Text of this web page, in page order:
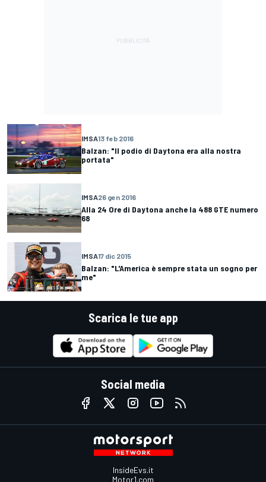
IMSA13 feb 2016
Balzan: "Il podio di Daytona era alla nostra
portata"
IMSA26 gen 2016
Alla 24 Ore di Daytona anche la 488 GTE numero
68
IMSA17 dic 2015
Balzan: "L'America è sempre stata un sogno per
me"
Scarica le tue app
Social media
InsideEvs.it
Motor1.com